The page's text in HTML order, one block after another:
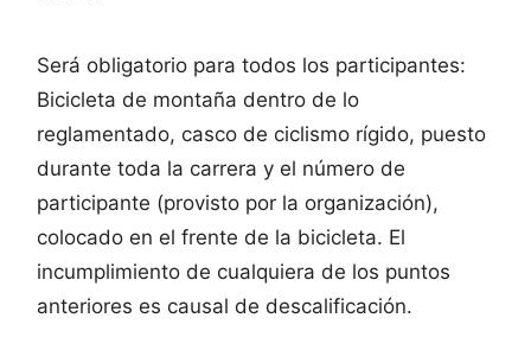
Será obligatorio para todos los participantes:
Bicicleta de montaña dentro de lo
reglamentado, casco de ciclismo rígido, puesto
durante toda la carrera y el número de
participante (provisto por la organización),
colocado en el frente de la bicicleta. El
incumplimiento de cualquiera de los puntos
anteriores es causal de descalificación.